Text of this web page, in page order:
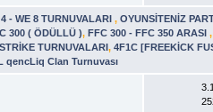
4 - WE 8 TURNUVALARI,OYUNSİTENİZ
300 ( ÖDÜLLÜ ),FFC 300 - FFC 350 ARASI
TURNUVALARI,4F1C [FREEKİCK
qencLiq Clan Turnuvası